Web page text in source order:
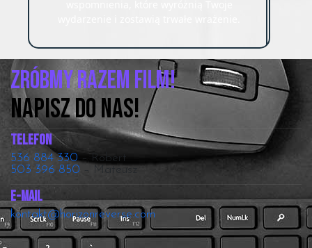
Zróbmy razem film!
NAPISZ DO NAS!
Telefon
536 884 330– Robert
503 396 850 – Mateusz
E-mail
kontakt@horizonreverse.com